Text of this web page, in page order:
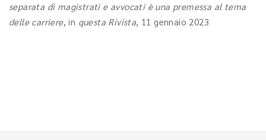
separata di magistrati e avvocati è una premessa al tema
delle carriere, in questa Rivista, 11 gennaio 2023